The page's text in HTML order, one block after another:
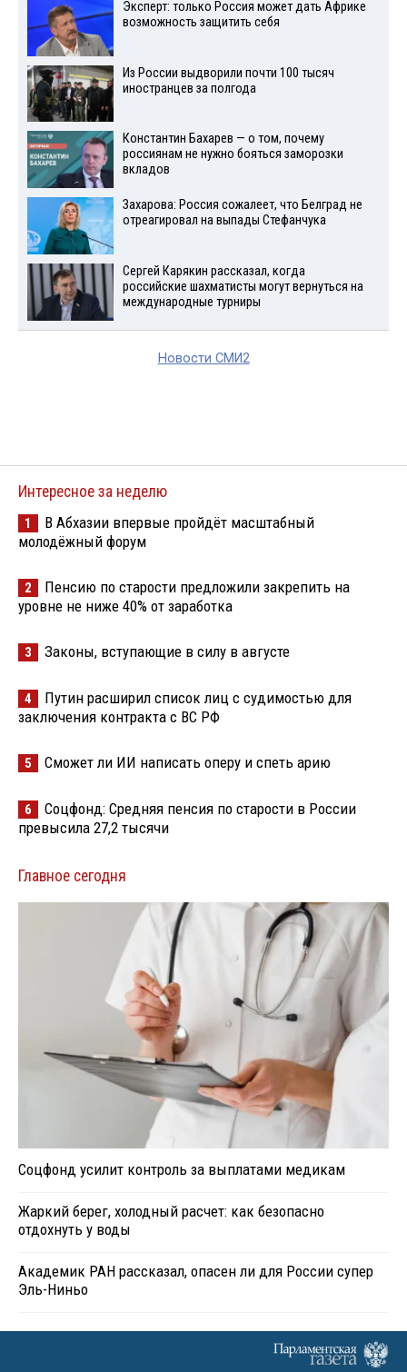
Эксперт: только Россия может дать Африке
возможность защитить себя
Из России выдворили почти 100 тысяч
иностранцев за полгода
Константин Бахарев — о том, почему
россиянам не нужно бояться заморозки
вкладов
Захарова: Россия сожалеет, что Белград не
отреагировал на выпады Стефанчука
Сергей Карякин рассказал, когда
российские шахматисты могут вернуться на
международные турниры
Новости СМИ2
Интересное за неделю
1
В Абхазии впервые пройдёт масштабный
молодёжный форум
2
Пенсию по старости предложили закрепить на
уровне не ниже 40% от заработка
3 Законы, вступающие в силу в августе
4
Путин расширил список лиц с судимостью для
заключения контракта с ВС РФ
5 Сможет ли ИИ написать оперу и спеть арию
6
Соцфонд: Средняя пенсия по старости в России
превысила 27,2 тысячи
Главное сегодня
Соцфонд усилит контроль за выплатами медикам
Жаркий берег, холодный расчет: как безопасно
отдохнуть у воды
Академик РАН рассказал, опасен ли для России супер
Эль-Ниньо